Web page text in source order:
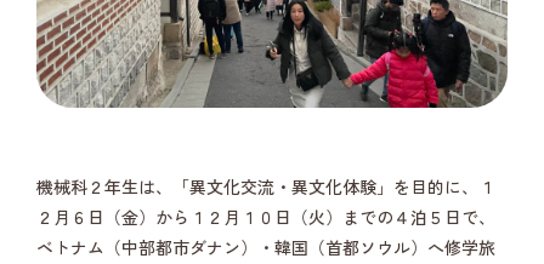
機械科２年生は、「異文化交流・異文化体験」を目的に、１
２月６日（金）から１２月１０日（火）までの４泊５日で、
ベトナム（中部都市ダナン）・韓国（首都ソウル）へ修学旅